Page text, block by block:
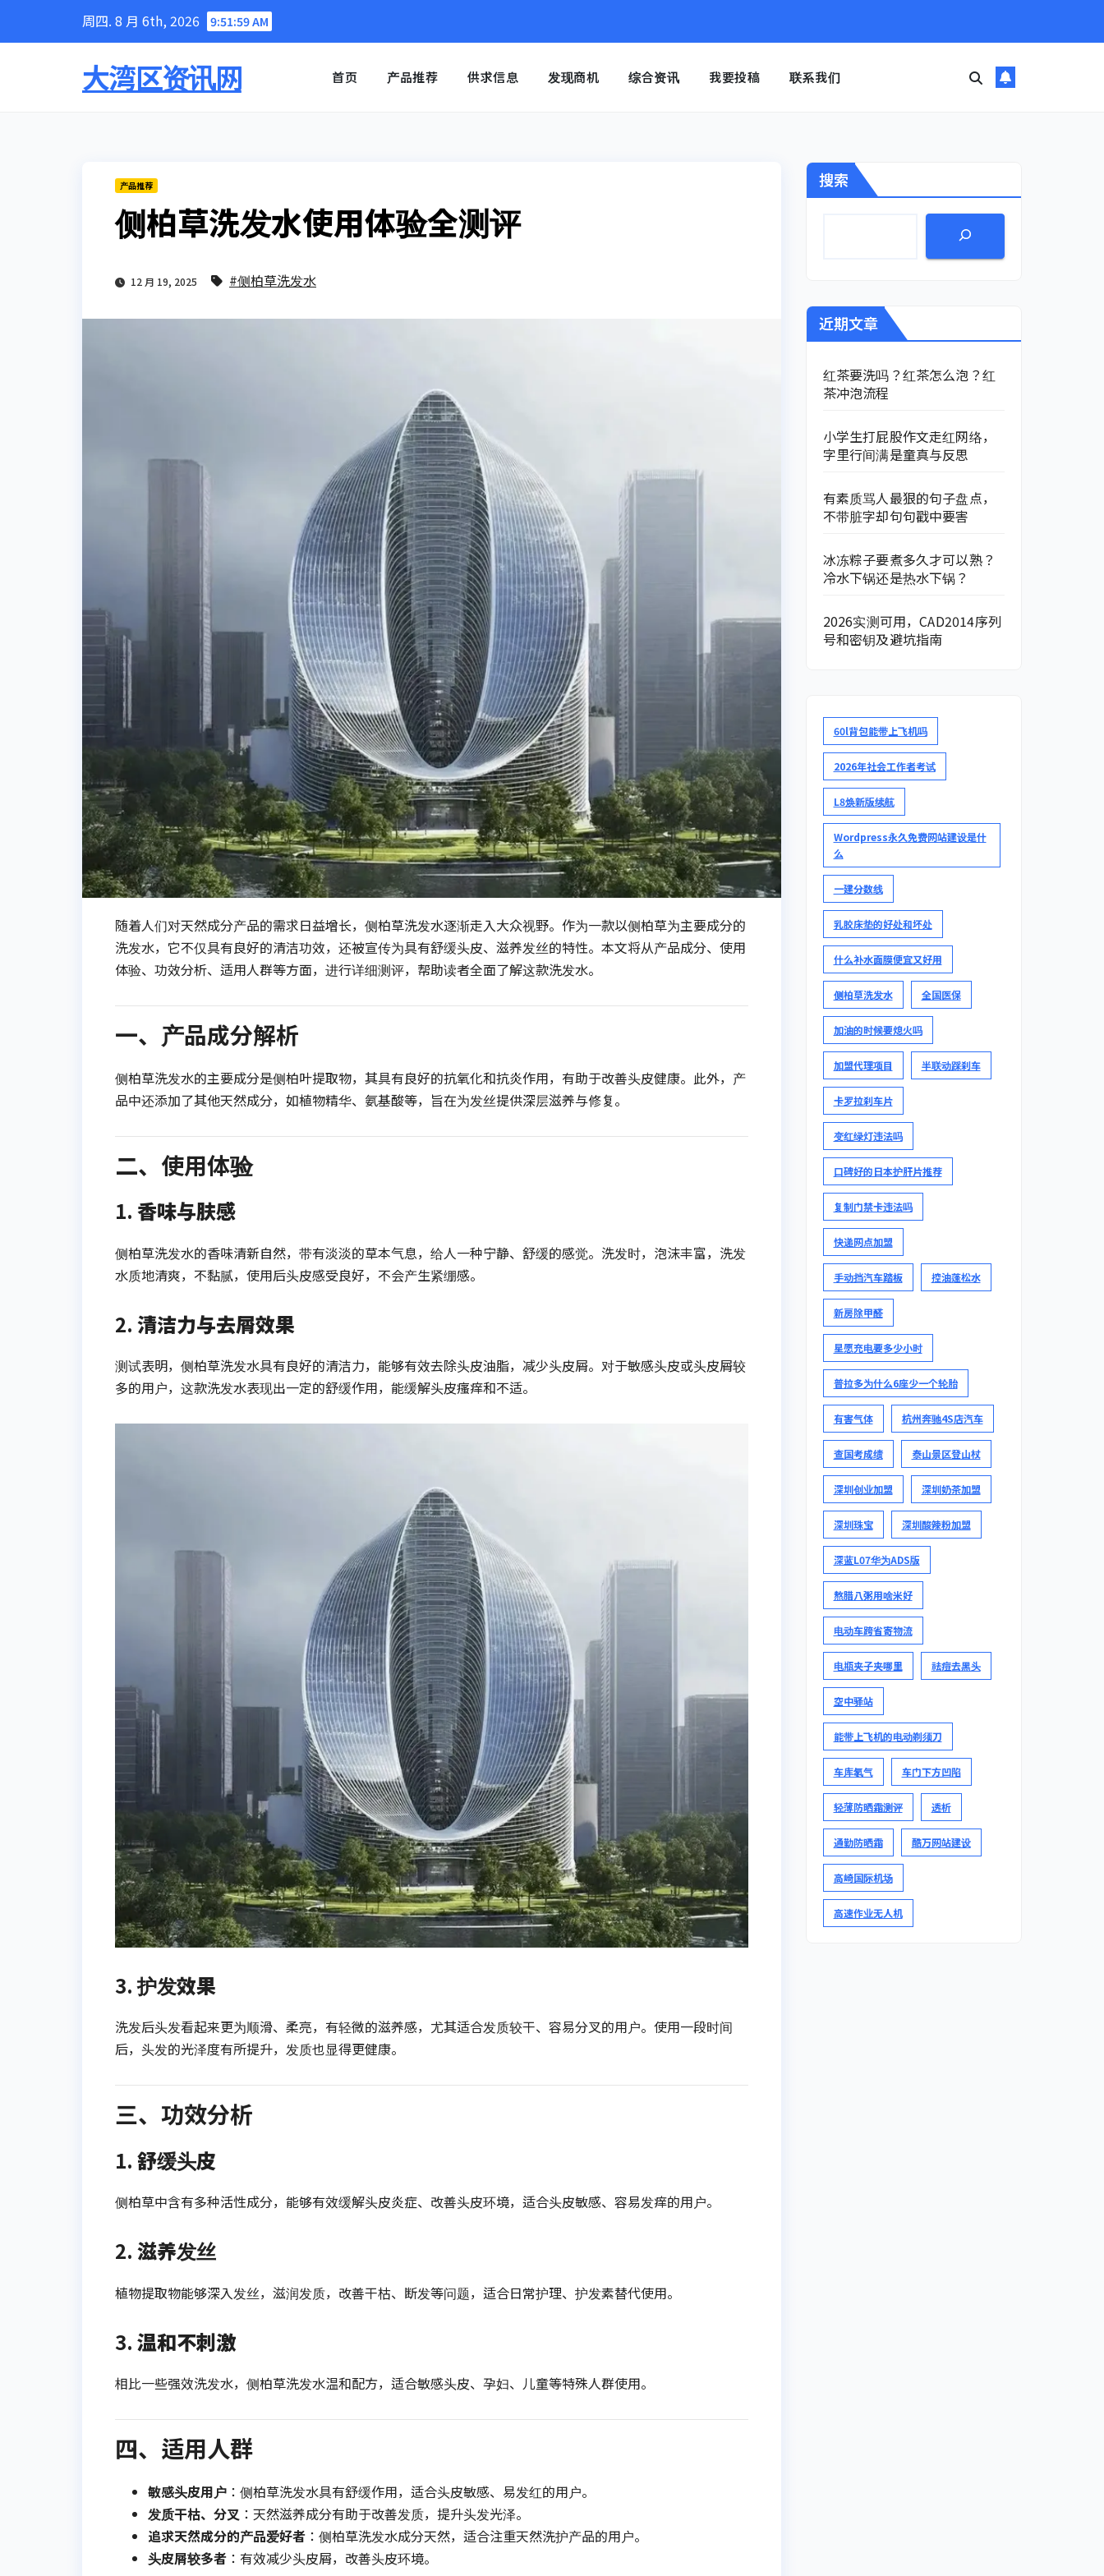
周四. 8 月 6th, 2026 9:52:00 AM
大湾区资讯网 首页 产品推荐 供求信息 发现商机 综合资讯 我要投稿 联系我们
产品推荐
侧柏草洗发水使用体验全测评
12 月 19, 2025 #侧柏草洗发水
随着人们对天然成分产品的需求日益增长，侧柏草洗发水逐渐走入大众视野。作为一款以侧柏草为主要成分的
洗发水，它不仅具有良好的清洁功效，还被宣传为具有舒缓头皮、滋养发丝的特性。本文将从产品成分、使用
体验、功效分析、适用人群等方面，进行详细测评，帮助读者全面了解这款洗发水。
一、产品成分解析
侧柏草洗发水的主要成分是侧柏叶提取物，其具有良好的抗氧化和抗炎作用，有助于改善头皮健康。此外，产
品中还添加了其他天然成分，如植物精华、氨基酸等，旨在为发丝提供深层滋养与修复。
二、使用体验
1. 香味与肤感
侧柏草洗发水的香味清新自然，带有淡淡的草本气息，给人一种宁静、舒缓的感觉。洗发时，泡沫丰富，洗发
水质地清爽，不黏腻，使用后头皮感受良好，不会产生紧绷感。
2. 清洁力与去屑效果
测试表明，侧柏草洗发水具有良好的清洁力，能够有效去除头皮油脂，减少头皮屑。对于敏感头皮或头皮屑较
多的用户，这款洗发水表现出一定的舒缓作用，能缓解头皮瘙痒和不适。
3.护发效果
洗发后头发看起来更为顺滑、柔亮，有轻微的滋养感，尤其适合发质较干、容易分叉的用户。使用一段时间
后，头发的光泽度有所提升，发质也显得更健康。
三、功效分析
1. 舒缓头皮
侧柏草中含有多种活性成分，能够有效缓解头皮炎症、改善头皮环境，适合头皮敏感、容易发痒的用户。
2. 滋养发丝
植物提取物能够深入发丝，滋润发质，改善干枯、断发等问题，适合日常护理、护发素替代使用。
3. 温和不刺激
相比一些强效洗发水，侧柏草洗发水温和配方，适合敏感头皮、孕妇、儿童等特殊人群使用。
四、适用人群
敏感头皮用户 ：侧柏草洗发水具有舒缓作用，适合头皮敏感、易发红的用户。
发质干枯、分叉 ：天然滋养成分有助于改善发质，提升头发光泽。
追求天然成分的产品爱好者 ：侧柏草洗发水成分天然，适合注重天然洗护产品的用户。
头皮屑较多者 ：有效减少头皮屑，改善头皮环境。
搜索
近期文章
红茶要洗吗？红茶怎么泡？红
茶冲泡流程
小学生打屁股作文走红网络，
字里行间满是童真与反思
有素质骂人最狠的句子盘点，
不带脏字却句句戳中要害
冰冻粽子要煮多久才可以熟？
冷水下锅还是热水下锅？
2026实测可用，CAD2014序列
号和密钥及避坑指南
60l背包能带上飞机吗
2026年社会工作者考试
L8焕新版续航
Wordpress永久免费网站建设是什
么
一建分数线
乳胶床垫的好处和坏处
什么补水面膜便宜又好用
侧柏草洗发水 全国医保
加油的时候要熄火吗
加盟代理项目 半联动踩刹车
卡罗拉刹车片
变红绿灯违法吗
口碑好的日本护肝片推荐
复制门禁卡违法吗
快递网点加盟
手动挡汽车踏板 控油蓬松水
新房除甲醛
星愿充电要多少小时
普拉多为什么6座少一个轮胎
有害气体 杭州奔驰4S店汽车
查国考成绩 泰山景区登山杖
深圳创业加盟 深圳奶茶加盟
深圳珠宝 深圳酸辣粉加盟
深蓝L07华为ADS版
熬腊八粥用啥米好
电动车跨省寄物流
电瓶夹子夹哪里 祛痘去黑头
空中驿站
能带上飞机的电动剃须刀
车库氡气 车门下方凹陷
轻薄防晒霜测评 透析
通勤防晒霜 酷万网站建设
高崎国际机场
高速作业无人机